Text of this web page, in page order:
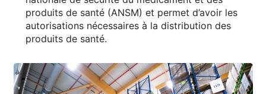
produits de santé (ANSM) et permet d’avoir les
autorisations nécessaires à la distribution des
produits de santé.